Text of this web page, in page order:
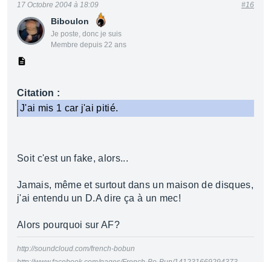
Biboulon
Je poste, donc je suis
Membre depuis 22 ans
17 Octobre 2004 à 18:09 #16
Citation :
J'ai mis 1 car j'ai pitié.
Soit c'est un fake, alors...
Jamais, même et surtout dans un maison de disques,
j'ai entendu un D.A dire ça à un mec!
Alors pourquoi sur AF?
http://soundcloud.com/french-bobun